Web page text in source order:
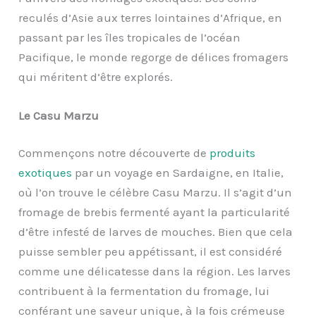
reculés d’Asie aux terres lointaines d’Afrique, en
passant par les îles tropicales de l’océan
Pacifique, le monde regorge de délices fromagers
qui méritent d’être explorés.
Le Casu Marzu
Commençons notre découverte de produits
exotiques par un voyage en Sardaigne, en Italie,
où l’on trouve le célèbre Casu Marzu. Il s’agit d’un
fromage de brebis fermenté ayant la particularité
d’être infesté de larves de mouches. Bien que cela
puisse sembler peu appétissant, il est considéré
comme une délicatesse dans la région. Les larves
contribuent à la fermentation du fromage, lui
conférant une saveur unique, à la fois crémeuse